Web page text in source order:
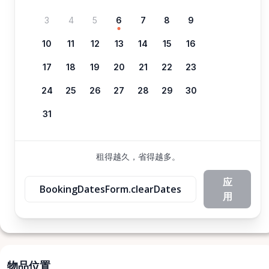
3 4 5 6 7 8 9
10 11 12 13 14 15 16
17 18 19 20 21 22 23
24 25 26 27 28 29 30
31
租得越久，省得越多。
BookingDatesForm.clearDates
应
用
物品位置